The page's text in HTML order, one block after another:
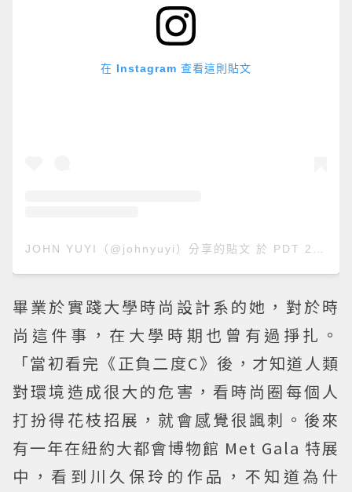
在 Instagram 查看這則貼文
JOHN YUYI（@johnyuyi）分享的貼文 於 PDT 2018 年 6月 月 14 日 下午 7:00
畢業於實踐大學時尚設計系的她，對於時
尚這件事，在大學時期也曾有過掙扎。
「當初看完《正負二度C》後，才知道人類
對環境造成很大的危害，看時尚圈每個人
打扮得花枝招展，就會感覺很諷刺。後來
有一年在紐約大都會博物館 Met Gala 特展
中，看到川久保玲的作品，不知道為什